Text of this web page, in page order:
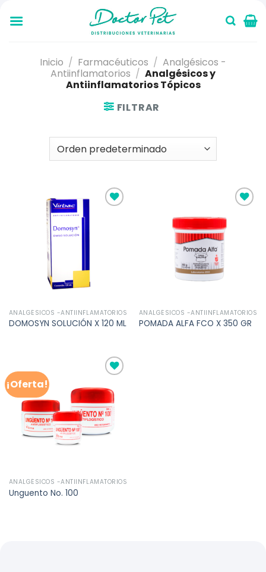
Inicio / Farmacéuticos / Analgésicos -
Antiinflamatorios / Analgésicos y
Antiinflamatorios Tópicos
FILTRAR
ANALGÉSICOS -ANTIINFLAMATORIOS
DOMOSYN SOLUCIÓN X 120 ML
lista de
ANALGÉSICOS -ANTIINFLAMATORIOS
POMADA ALFA FCO X 350 GR
¡Oferta!
a la
lista de
deseos
ANALGÉSICOS -ANTIINFLAMATORIOS
Unguento No. 100